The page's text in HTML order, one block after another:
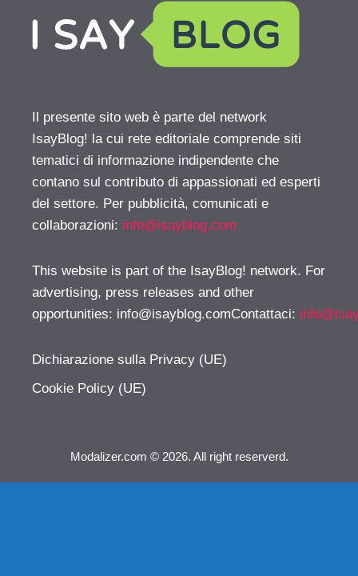
Il presente sito web è parte del network
IsayBlog! la cui rete editoriale comprende siti
tematici di informazione indipendente che
contano sul contributo di appassionati ed esperti
del settore. Per pubblicità, comunicati e
collaborazioni: info@isayblog.com
This website is part of the IsayBlog! network. For
advertising, press releases and other
opportunities: info@isayblog.comContattaci:
Dichiarazione sulla Privacy (UE)
Cookie Policy (UE)
Modalizer.com © 2026. All right reserverd.